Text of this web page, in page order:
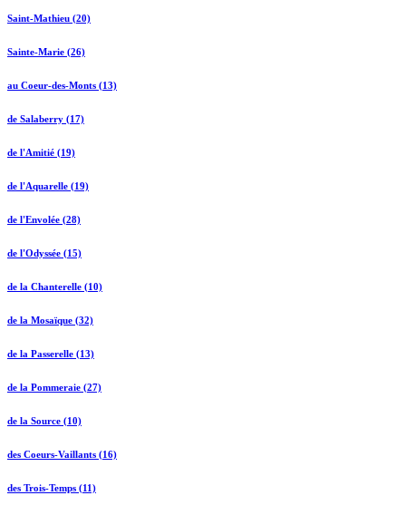
Saint-Mathieu (20)
Sainte-Marie (26)
au Coeur-des-Monts (13)
de Salaberry (17)
de l'Amitié (19)
de l'Aquarelle (19)
de l'Envolée (28)
de l'Odyssée (15)
de la Chanterelle (10)
de la Mosaïque (32)
de la Passerelle (13)
de la Pommeraie (27)
de la Source (10)
des Coeurs-Vaillants (16)
des Trois-Temps (11)